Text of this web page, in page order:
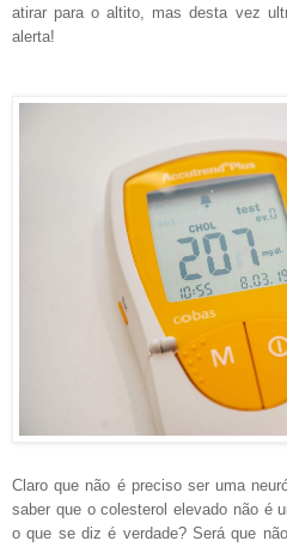
atirar para o altito, mas desta vez
alerta!
Claro que não é preciso ser uma
saber que o colesterol elevado não é
o que se diz é verdade? Será que